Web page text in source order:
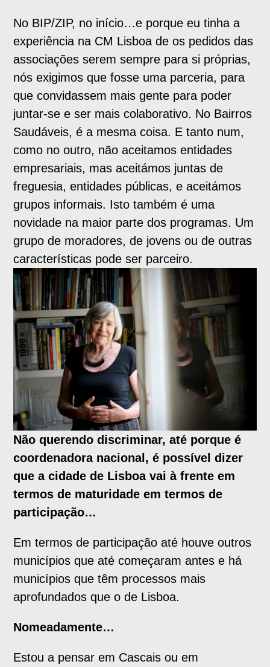
No BIP/ZIP, no início…e porque eu tinha a
experiência na CM Lisboa de os pedidos das
associações serem sempre para si próprias,
nós exigimos que fosse uma parceria, para
que convidassem mais gente para poder
juntar-se e ser mais colaborativo. No Bairros
Saudáveis, é a mesma coisa. E tanto num,
como no outro, não aceitamos entidades
empresariais, mas aceitámos juntas de
freguesia, entidades públicas, e aceitámos
grupos informais. Isto também é uma
novidade na maior parte dos programas. Um
grupo de moradores, de jovens ou de outras
características pode ser parceiro.
Não querendo discriminar, até porque é
coordenadora nacional, é possível dizer
que a cidade de Lisboa vai à frente em
termos de maturidade em termos de
participação…
Em termos de participação até houve outros
municípios que até começaram antes e há
municípios que têm processos mais
aprofundados que o de Lisboa.
Nomeadamente…
Estou a pensar em Cascais ou em